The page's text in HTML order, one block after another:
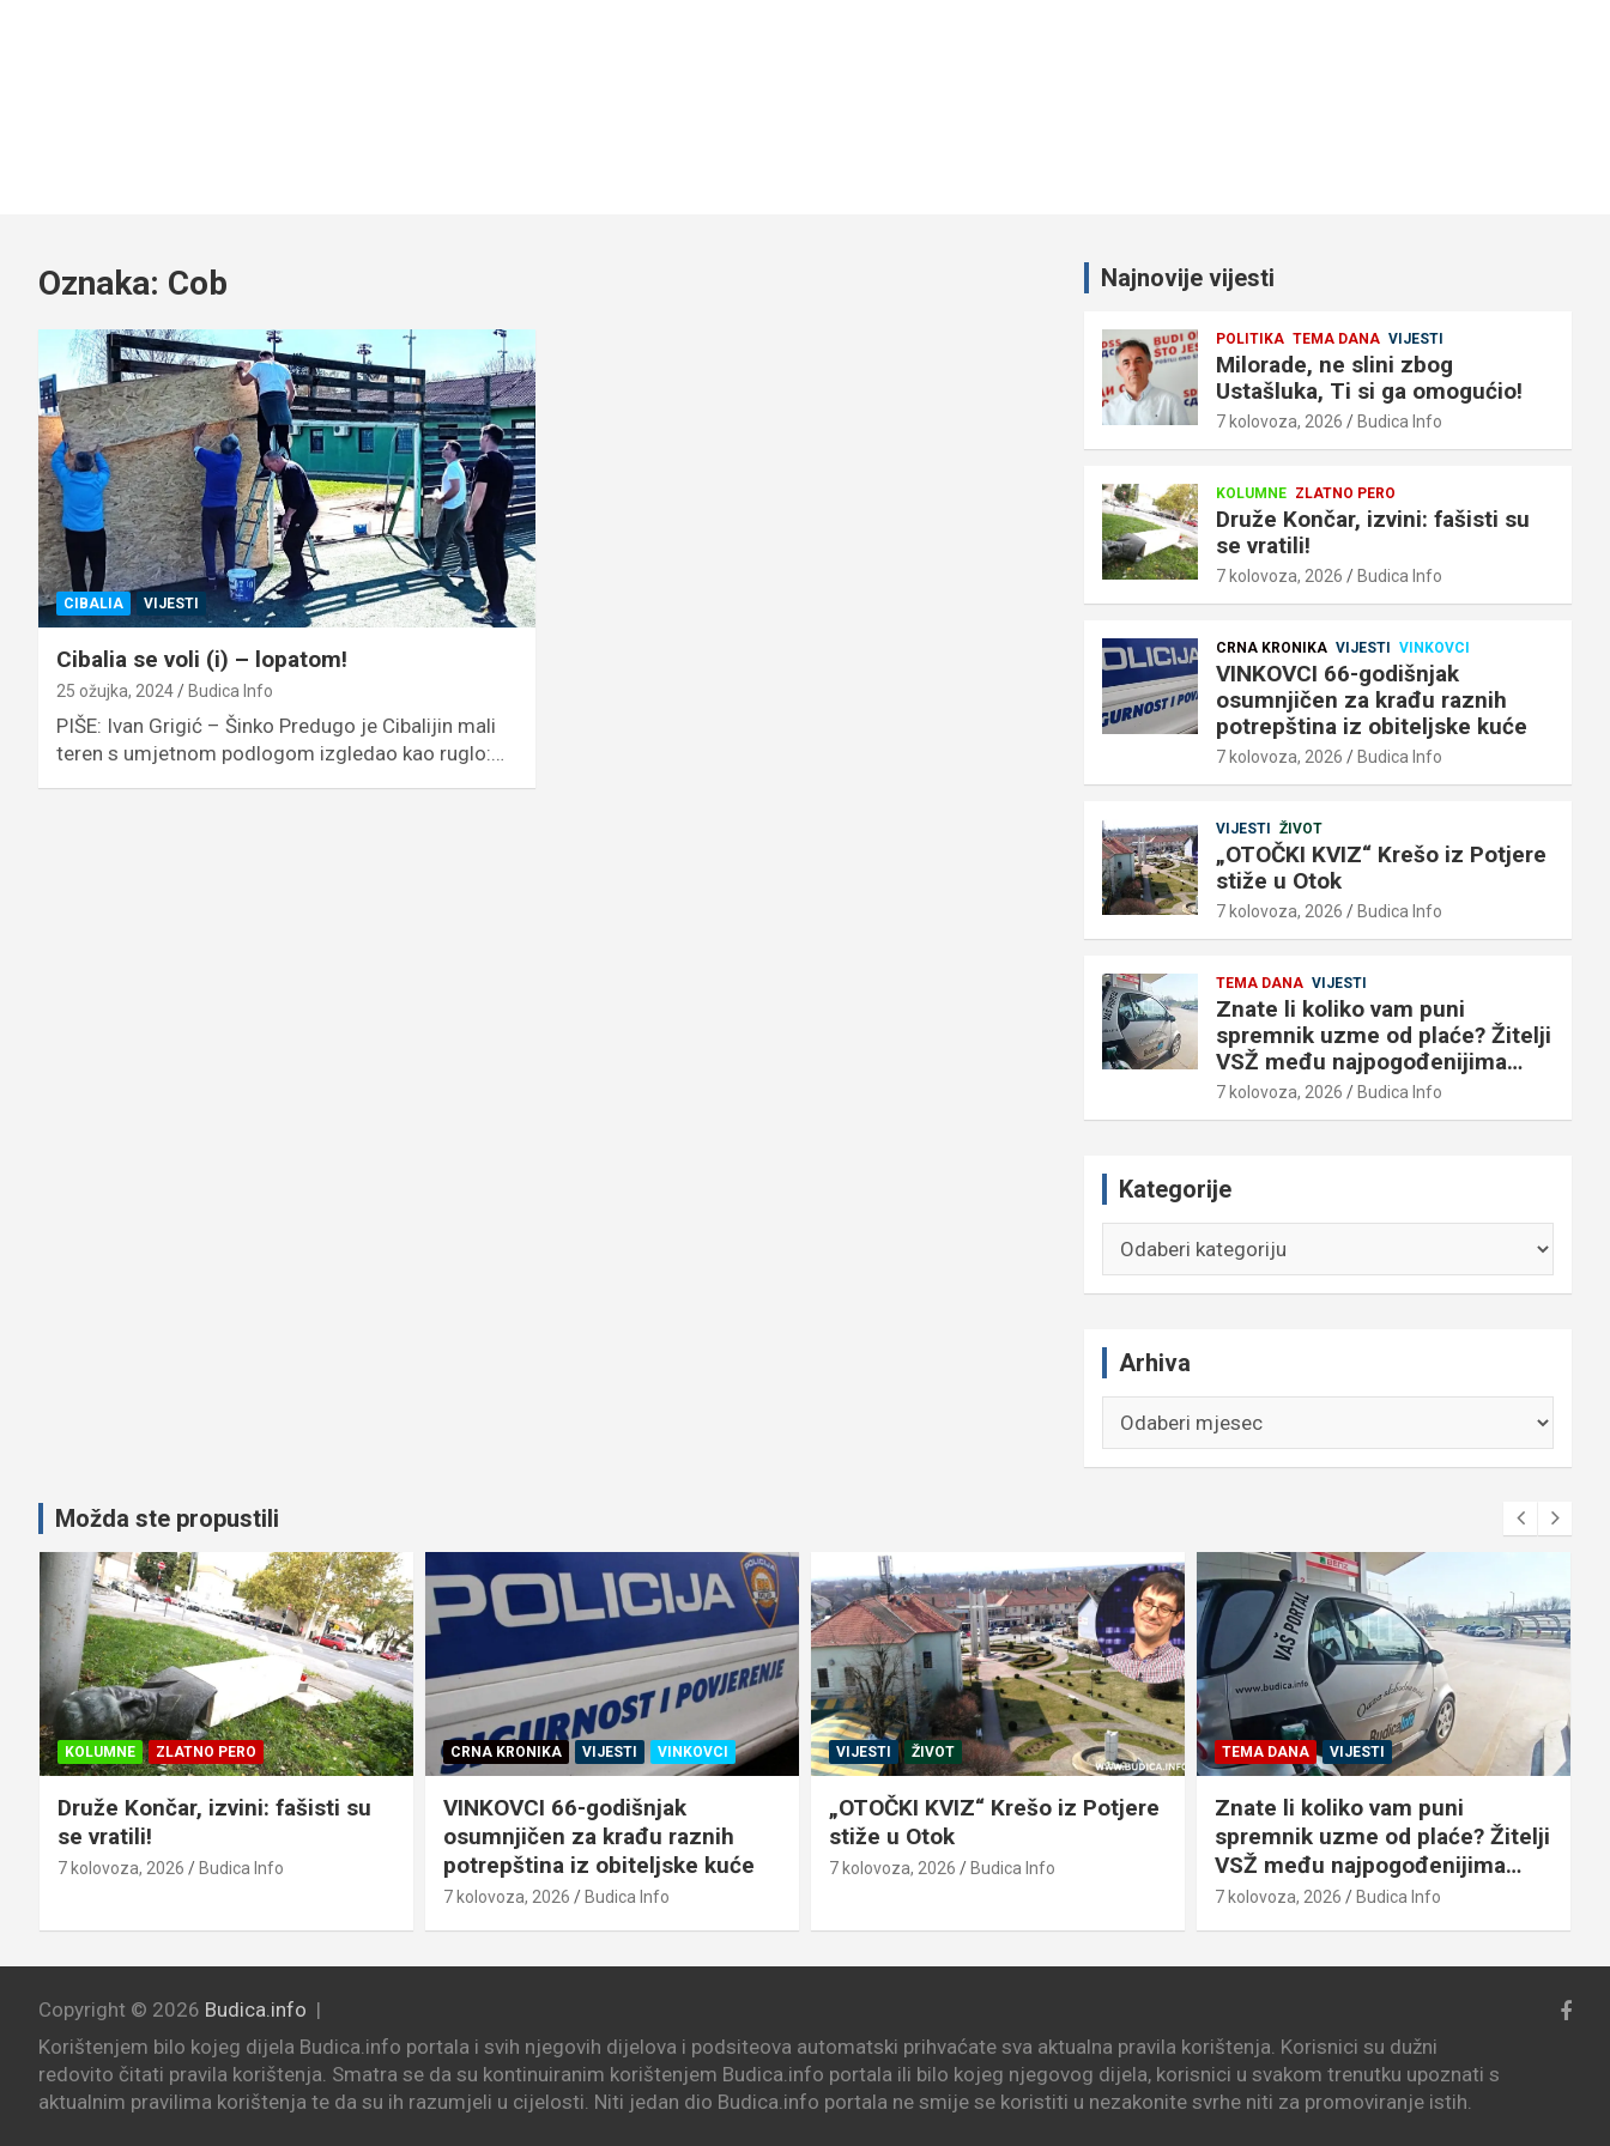
Oznaka: Cob
CIBALIA VIJESTI
Cibalia se voli (i) – lopatom!
25 ožujka, 2024 Budica Info
PIŠE: Ivan Grigić – Šinko Predugo je Cibalijin mali
teren s umjetnom podlogom izgledao kao ruglo:…
Najnovije vijesti
POLITIKA TEMA DANA VIJESTI
Milorade, ne slini zbog
Ustašluka, Ti si ga omogućio!
7 kolovoza, 2026 Budica Info
KOLUMNE ZLATNO PERO
Druže Končar, izvini: fašisti su
se vratili!
7 kolovoza, 2026 Budica Info
CRNA KRONIKA VIJESTI VINKOVCI
VINKOVCI 66-godišnjak
osumnjičen za krađu raznih
potrepština iz obiteljske kuće
7 kolovoza, 2026 Budica Info
VIJESTI ŽIVOT
„OTOČKI KVIZ“ Krešo iz Potjere
stiže u Otok
7 kolovoza, 2026 Budica Info
TEMA DANA VIJESTI
Znate li koliko vam puni
spremnik uzme od plaće? Žitelji
VSŽ među najpogođenijima…
7 kolovoza, 2026 Budica Info
Kategorije
Arhiva
Možda ste propustili
KOLUMNE ZLATNO PERO
Druže Končar, izvini: fašisti su
se vratili!
7 kolovoza, 2026 Budica Info
CRNA KRONIKA VIJESTI VINKOVCI
VINKOVCI 66-godišnjak
osumnjičen za krađu raznih
potrepština iz obiteljske kuće
7 kolovoza, 2026 Budica Info
VIJESTI ŽIVOT
„OTOČKI KVIZ“ Krešo iz Potjere
stiže u Otok
7 kolovoza, 2026 Budica Info
TEMA DANA VIJESTI
Znate li koliko vam puni
spremnik uzme od plaće? Žitelji
VSŽ među najpogođenijima…
7 kolovoza, 2026 Budica Info
Copyright © 2026 Budica.info
Korištenjem bilo kojeg dijela Budica.info portala i svih njegovih dijelova i podsiteova automatski prihvaćate sva aktualna pravila korištenja. Korisnici su dužni
redovito čitati pravila korištenja. Smatra se da su kontinuiranim korištenjem Budica.info portala ili bilo kojeg njegovog dijela, korisnici u svakom trenutku upoznati s
aktualnim pravilima korištenja te da su ih razumjeli u cijelosti. Niti jedan dio Budica.info portala ne smije se koristiti u nezakonite svrhe niti za promoviranje istih.